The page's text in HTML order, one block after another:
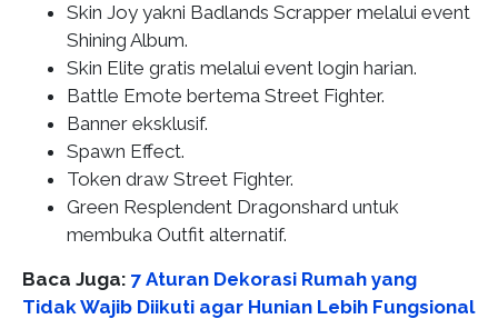
Skin Joy yakni Badlands Scrapper melalui event
Shining Album.
Skin Elite gratis melalui event login harian.
Battle Emote bertema Street Fighter.
Banner eksklusif.
Spawn Effect.
Token draw Street Fighter.
Green Resplendent Dragonshard untuk
membuka Outfit alternatif.
Baca Juga: 7 Aturan Dekorasi Rumah yang
Tidak Wajib Diikuti agar Hunian Lebih Fungsional